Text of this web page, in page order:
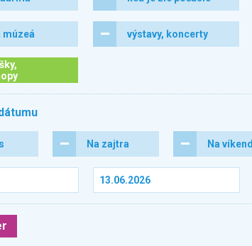
múzeá výstavy, koncerty
Na zajtra Na víkend